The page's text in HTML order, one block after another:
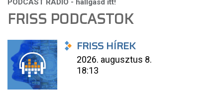
FRISS PODCASTOK
FRISS HÍREK
2026. augusztus 8.
18:13